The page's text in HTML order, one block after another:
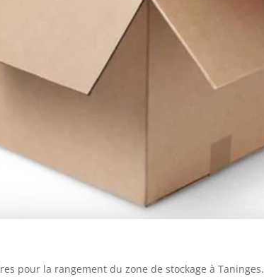
pour la rangement du zone de stockage à Taninges.